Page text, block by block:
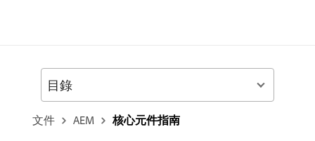
文件 AEM 核心元件指南
目錄